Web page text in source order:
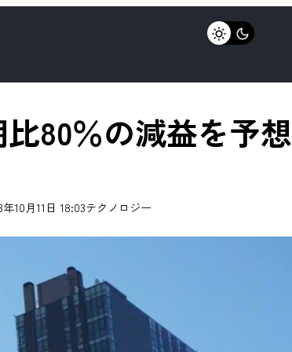
80％の減益を予想
年10月11日 18:03テクノロジー